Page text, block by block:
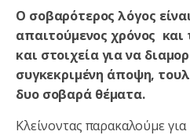
Ο σοβαρότερος λόγος
απαιτούμενος χρόνος
και στοιχεία για να
συγκεκριμένη άποψη,
δυο σοβαρά θέματα.
Κλείνοντας παρακαλούμε